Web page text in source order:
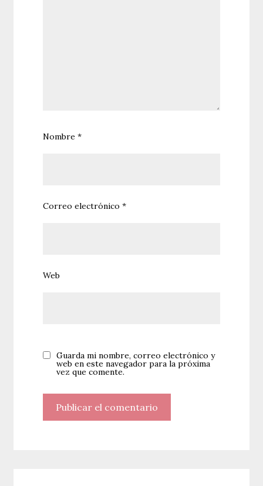
Nombre*
Correo electrónico*
Web
Guarda mi nombre, correo electrónico y
web en este navegador para la próxima
vez que comente.